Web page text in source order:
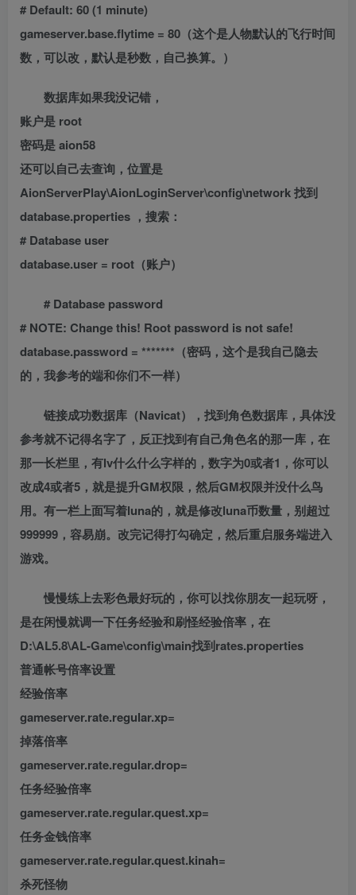
# Default: 60 (1 minute)
gameserver.base.flytime = 80（这个是人物默认的飞行时间
数，可以改，默认是秒数，自己换算。）
数据库如果我没记错，
账户是 root
密码是 aion58
还可以自己去查询，位置是
AionServerPlay\AionLoginServer\config\network 找到
database.properties ，搜索：
# Database user
database.user = root（账户）
# Database password
# NOTE: Change this! Root password is not safe!
database.password = *******（密码，这个是我自己隐去
的，我参考的端和你们不一样）
链接成功数据库（Navicat），找到角色数据库，具体没
参考就不记得名字了，反正找到有自己角色名的那一库，在
那一长栏里，有lv什么什么字样的，数字为0或者1，你可以
改成4或者5，就是提升GM权限，然后GM权限并没什么鸟
用。有一栏上面写着luna的，就是修改luna币数量，别超过
999999，容易崩。改完记得打勾确定，然后重启服务端进入
游戏。
慢慢练上去彩色最好玩的，你可以找你朋友一起玩呀，
是在闲慢就调一下任务经验和刷怪经验倍率，在
D:\AL5.8\AL-Game\config\main找到rates.properties
普通帐号倍率设置
经验倍率
gameserver.rate.regular.xp=
掉落倍率
gameserver.rate.regular.drop=
任务经验倍率
gameserver.rate.regular.quest.xp=
任务金钱倍率
gameserver.rate.regular.quest.kinah=
杀死怪物